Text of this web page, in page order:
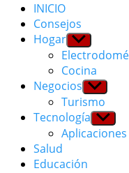
INICIO
Consejos
Hogar Show
sub
menu
Cocina
Negocios Show
sub
menu
Turismo
Tecnología Show
sub
menu
Aplicaciones
Salud
Educación